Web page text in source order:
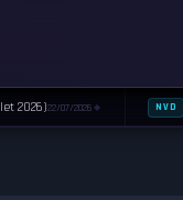
2026)22/07/2026 ◆ NVD